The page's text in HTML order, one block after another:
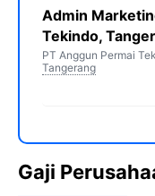
Admin
Tekindo,
PT Anggun Permai
Tangerang
Gaji